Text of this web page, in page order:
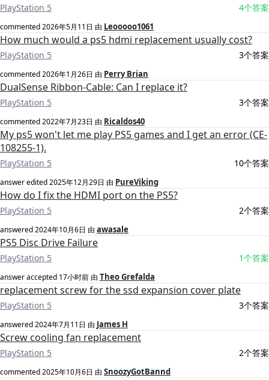
PlayStation 5 4个答案
commented2026年5月11日 由 Leooooo1061
How much would a ps5 hdmi replacement usually cost?
PlayStation 5 3个答案
commented2026年1月26日 由 Perry Brian
DualSense Ribbon-Cable: Can I replace it?
PlayStation 5 3个答案
commented2022年7月23日 由 Ricaldos40
My ps5 won't let me play PS5 games and I get an error (CE-
108255-1).
PlayStation 5 10个答案
answer edited2025年12月29日 由 PureViking
How do I fix the HDMI port on the PS5?
PlayStation 5 2个答案
answered2024年10月6日 由 awasale
PS5 Disc Drive Failure
PlayStation 5 1个答案
answer accepted 17小时前 由 Theo Grefalda
replacement screw for the ssd expansion cover plate
PlayStation 5 3个答案
answered2024年7月11日 由 James H
Screw cooling fan replacement
PlayStation 5 2个答案
commented2025年10月6日 由 SnoozyGotBannd